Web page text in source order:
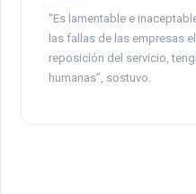
“Es lamentable e
las fallas de las empresas
reposición del servicio,
humanas”, sostuvo.